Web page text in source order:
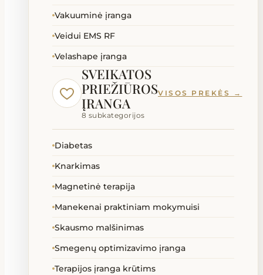
Vakuuminė įranga
Veidui EMS RF
Velashape įranga
SVEIKATOS
PRIEŽIŪROS
ĮRANGA
8 subkategorijos
VISOS PREKĖS →
Diabetas
Knarkimas
Magnetinė terapija
Manekenai praktiniam mokymuisi
Skausmo malšinimas
Smegenų optimizavimo įranga
Terapijos įranga krūtims